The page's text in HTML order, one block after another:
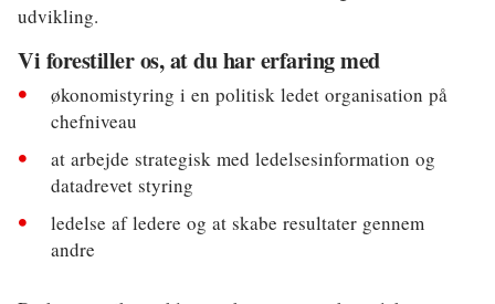
udvikling.
Vi forestiller os, at du har erfaring med
økonomistyring i en politisk ledet organisation på
chefniveau
at arbejde strategisk med ledelsesinformation og
datadrevet styring
ledelse af ledere og at skabe resultater gennem
andre